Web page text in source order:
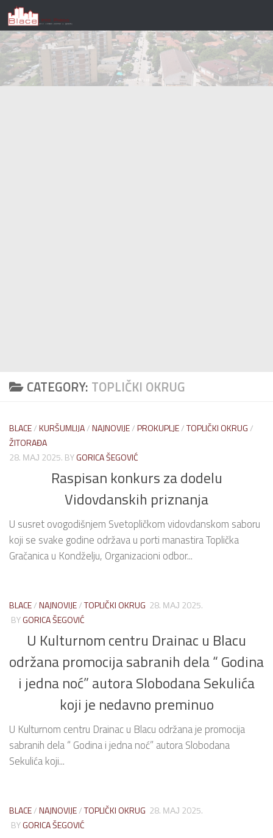
Skip to content
CATEGORY: TOPLIČKI OKRUG
BLACE/KURŠUMLIJA/NAJNOVIJE/PROKUPLJE/TOPLIČKI OKRUG/
ŽITORAĐA
28. МАЈ 2025. BYGORICA ŠEGOVIĆ
Raspisan konkurs za dodelu
Vidovdanskih priznanja
U susret ovogodišnjem Svetopličkom vidovdanskom saboru
koji se svake godine održava u porti manastira Toplička
Gračanica u Kondželju, Organizacioni odbor...
BLACE/NAJNOVIJE/TOPLIČKI OKRUG 28. МАЈ 2025.
BYGORICA ŠEGOVIĆ
U Kulturnom centru Drainac u Blacu
održana promocija sabranih dela “ Godina
i jedna noć” autora Slobodana Sekulića
koji je nedavno preminuo
U Kulturnom centru Drainac u Blacu održana je promocija
sabranih dela “ Godina i jedna noć” autora Slobodana
Sekulića koji...
BLACE/NAJNOVIJE/TOPLIČKI OKRUG 28. МАЈ 2025.
BYGORICA ŠEGOVIĆ